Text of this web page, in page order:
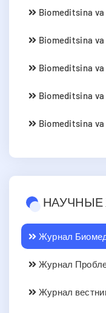
Biomeditsina
Biomeditsina
Biomeditsina
Biomeditsina
Biomeditsina
Журнал
Журнал
Журнал